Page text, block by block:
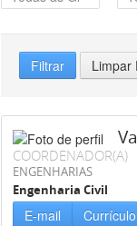
Filtrar Limpar
COORDENADOR(A)
ENGENHARIAS
Engenharia Civil
E-mail Currículo